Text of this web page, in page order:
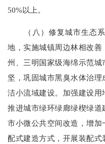
50%以上。
（八）修复城市生态系
地，实施城镇周边林相改
州、三明国家级海绵示范
坚，巩固城市黑臭水体治
洁小流域建设。加强建设
推进城市绿环绿廊绿楔绿
市小微公共空间改造，增
配式建造方式，开展装配